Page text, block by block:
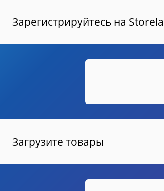
Зарегистрируйтесь на
Загрузите товары